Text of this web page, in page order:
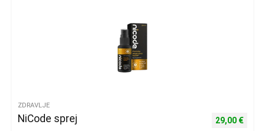
ZDRAVLJE
NiCode sprej
Izvorna
29,00 €